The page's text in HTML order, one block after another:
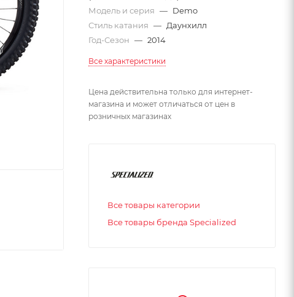
Модель и серия — Demo
Стиль катания — Даунхилл
Год-Сезон — 2014
Все характеристики
Цена действительна только для интернет-
магазина и может отличаться от цен в
розничных магазинах
Все товары категории
Все товары бренда Specialized